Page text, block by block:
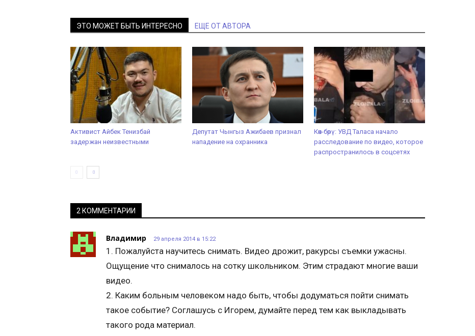
ЭТО МОЖЕТ БЫТЬ ИНТЕРЕСНО ЕЩЕ ОТ АВТОРА
Активист Айбек Тенизбай
задержан неизвестными
Депутат Чынгыз Ажибаев признал
нападение на охранника
Көк-бөрү: УВД Таласа начало
расследование по видео, которое
распространилось в соцсетях
2 КОММЕНТАРИИ
Владимир 29 апреля 2014 в 15:22
1. Пожалуйста научитесь снимать. Видео дрожит, ракурсы съемки ужасны.
Ощущение что снималось на сотку школьником. Этим страдают многие ваши
видео.
2. Каким больным человеком надо быть, чтобы додуматься пойти снимать
такое событие? Соглашусь с Игорем, думайте перед тем как выкладывать
такого рода материал.